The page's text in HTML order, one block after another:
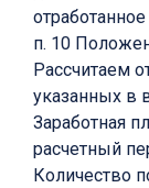
п. 10
Рассчитаем
указанных в
Заработная
расчетный
Количество